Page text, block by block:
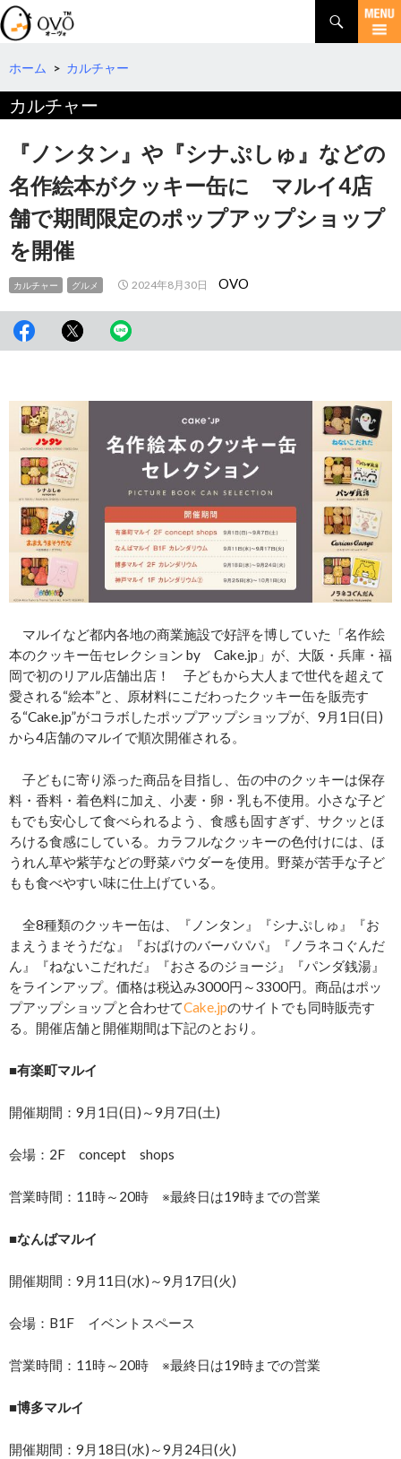
検
索
コ
テ
ツ
へ
ホーム > カルチャー
カルチャー
『ノンタン』や『シナぷしゅ』などの
名作絵本がクッキー缶に マルイ4店
舗で期間限定のポップアップショップ
を開催
カルチャー グルメ 2024年8月30日 OVO
マルイなど都内各地の商業施設で好評を博していた「名作絵
本のクッキー缶セレクション by Cake.jp」が、大阪・兵庫・福
岡で初のリアル店舗出店！ 子どもから大人まで世代を超えて
愛される“絵本”と、原材料にこだわったクッキー缶を販売す
る“Cake.jp”がコラボしたポップアップショップが、9月1日(日)
から4店舗のマルイで順次開催される。
子どもに寄り添った商品を目指し、缶の中のクッキーは保存
料・香料・着色料に加え、小麦・卵・乳も不使用。小さな子ど
もでも安心して食べられるよう、食感も固すぎず、サクッとほ
ろける食感にしている。カラフルなクッキーの色付けには、ほ
うれん草や紫芋などの野菜パウダーを使用。野菜が苦手な子ど
もも食べやすい味に仕上げている。
全8種類のクッキー缶は、『ノンタン』『シナぷしゅ』『お
まえうまそうだな』『おばけのバーバパパ』『ノラネコぐんだ
ん』『ねないこだれだ』『おさるのジョージ』『パンダ銭湯』
をラインアップ。価格は税込み3000円～3300円。商品はポッ
プアップショップと合わせてCake.jpのサイトでも同時販売す
る。開催店舗と開催期間は下記のとおり。
■有楽町マルイ
開催期間：9月1日(日)～9月7日(土)
会場：2F concept shops
営業時間：11時～20時 ※最終日は19時までの営業
■なんばマルイ
開催期間：9月11日(水)～9月17日(火)
会場：B1F イベントスペース
営業時間：11時～20時 ※最終日は19時までの営業
■博多マルイ
開催期間：9月18日(水)～9月24日(火)